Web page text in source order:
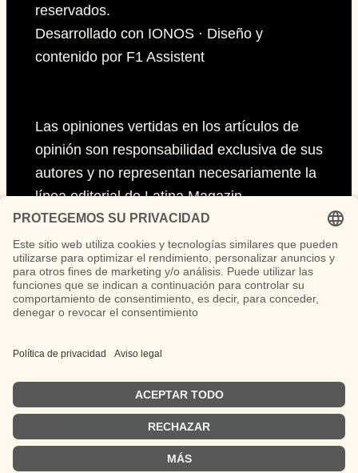
reservados.
Desarrollado con IONOS · Diseño y
contenido por F1 Assistent
Las opiniones vertidas en los artículos de
opinión son responsabilidad exclusiva de sus
autores y no representan necesariamente la
línea editorial de Latina Magazin.
Páginas
Impressum
Políticas de Cookies
Síguenos